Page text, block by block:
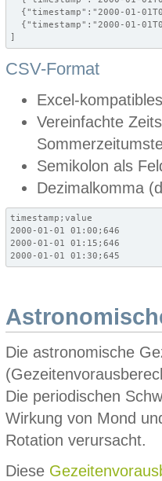
{"timestamp":"2000-01-
{"timestamp":"2000-01-
]
CSV-Format
Excel-
Vereinfachte
Semikolon als
Dezimalkomma
timestamp;value
2000-01-01 01:00;646
2000-01-01 01:15;646
2000-01-01 01:30;645
Die astronomische
Die periodischen
Wirkung von Mond
Rotation verursacht.
Diese